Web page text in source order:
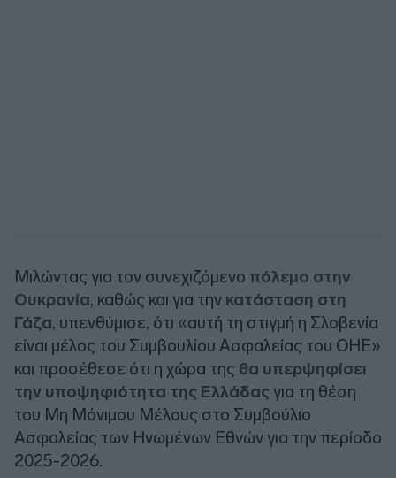
Μιλώντας για τον συνεχιζόμενο πόλεμο στην
Ουκρανία, καθώς και για την κατάσταση στη
Γάζα, υπενθύμισε, ότι «αυτή τη στιγμή η Σλοβενία
είναι μέλος του Συμβουλίου Ασφαλείας του ΟΗΕ»
και προσέθεσε ότι η χώρα της θα υπερψηφίσει
την υποψηφιότητα της Ελλάδας για τη θέση
του Μη Μόνιμου Μέλους στο Συμβούλιο
Ασφαλείας των Ηνωμένων Εθνών για την περίοδο
2025-2026.